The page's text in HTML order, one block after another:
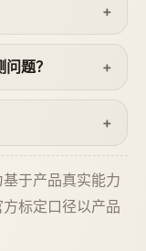
题？
于产品真实能力
标定口径以产品